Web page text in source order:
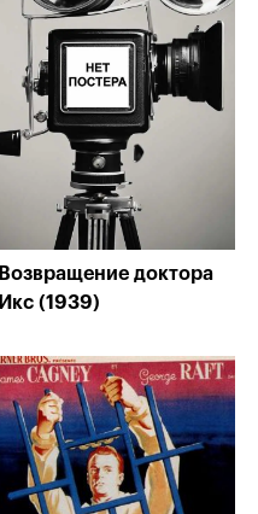
Возвращение доктора
Икс (1939)